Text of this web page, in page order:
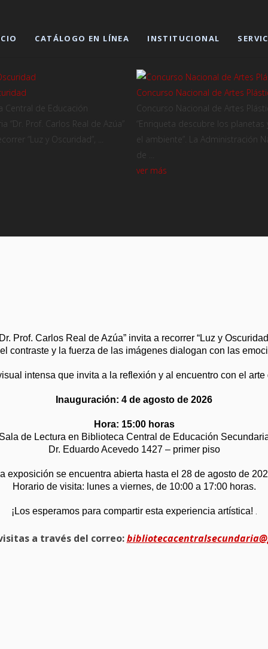
CATÁLOGO EN LÍNEA INSTITUCIONAL
Central de Educación
“Dr. Prof. Carlos Real de Azúa”
“Luz y Oscuridad”, ...
Concurso Nacional de Artes
Concurso Nacional de Artes
“Enriqueta descubre los planetas
el ambiente”. La Administración
de ...
ver más
Prof. Carlos Real de Azúa” invita a recorrer “Luz y
contraste y la fuerza de las imágenes dialogan con las
intensa que invita a la reflexión y al encuentro con el arte
Inauguración: 4 de agosto de 2026
Hora: 15:00 horas
Sala de Lectura en Biblioteca Central de Educación
Dr. Eduardo Acevedo 1427 – primer piso
exposición se encuentra abierta hasta el 28 de agosto de
Horario de visita: lunes a viernes, de 10:00 a 17:00 horas.
¡Los esperamos para compartir esta experiencia artística!
a través del correo: